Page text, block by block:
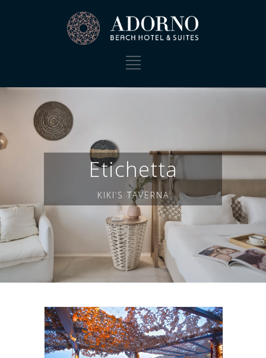
Etichetta
KIKI’S TAVERNA